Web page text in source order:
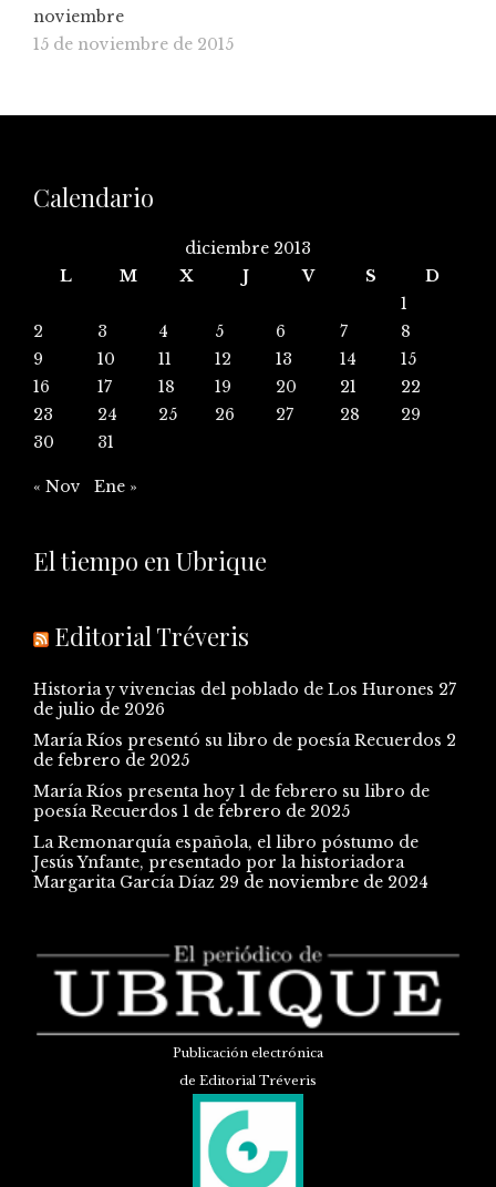
noviembre
15 de noviembre de 2015
Calendario
diciembre 2013
L
M X J V S
D
1
2
3 4 5 6 7
8
9
10 11 12 13 14
15
16
17 18 19 20 21
22
23
24 25 26 27 28
29
30
31
« Nov Ene »
El tiempo en Ubrique
Editorial Tréveris
Historia y vivencias del poblado de Los Hurones 27
de julio de 2026
María Ríos presentó su libro de poesía Recuerdos 2
de febrero de 2025
María Ríos presenta hoy 1 de febrero su libro de
poesía Recuerdos 1 de febrero de 2025
La Remonarquía española, el libro póstumo de
Jesús Ynfante, presentado por la historiadora
Margarita García Díaz 29 de noviembre de 2024
Publicación electrónica
de Editorial Tréveris